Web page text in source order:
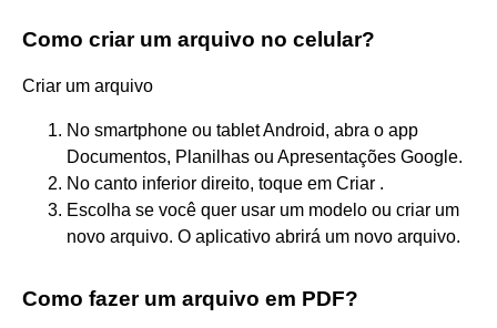
Como criar um arquivo no celular?
Criar um arquivo
No smartphone ou tablet Android, abra o app
Documentos, Planilhas ou Apresentações Google.
No canto inferior direito, toque em Criar .
Escolha se você quer usar um modelo ou criar um
novo arquivo. O aplicativo abrirá um novo arquivo.
Como fazer um arquivo em PDF?